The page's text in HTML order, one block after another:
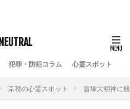
NEUTRAL
犯罪・防犯コラム 心霊スポット
京都の心霊スポット 首塚大明神に